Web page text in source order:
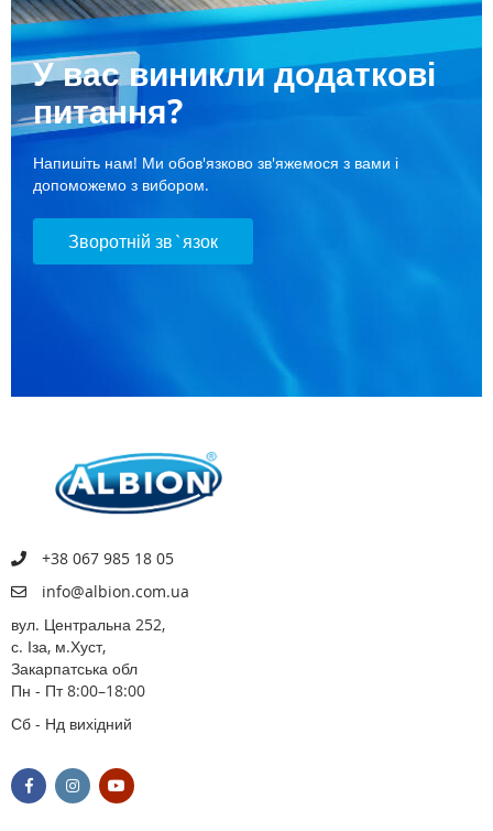
У вас виникли додаткові
питання?
Напишіть нам! Ми обов'язково зв'яжемося з вами і
допоможемо з вибором.
Зворотній зв`язок
+38 067 985 18 05
info@albion.com.ua
вул. Центральна 252,
с. Іза, м.Хуст,
Закарпатська обл
Пн - Пт 8:00–18:00
Сб - Нд вихідний